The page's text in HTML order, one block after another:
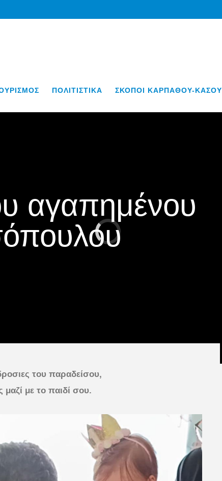
ΠΟΛΙΤΙΣΤΙΚΑ ΣΚΟΠΟΙ ΚΑΡΠΑΘΟΥ-ΚΑΣΟΥ
αγαπημένου
του παραδείσου,
μαζί με το παιδί σου.